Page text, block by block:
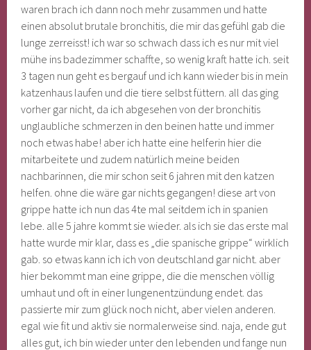
waren brach ich dann noch mehr zusammen und hatte
einen absolut brutale bronchitis, die mir das gefühl gab die
lunge zerreisst! ich war so schwach dass ich es nur mit viel
mühe ins badezimmer schaffte, so wenig kraft hatte ich. seit
3 tagen nun geht es bergauf und ich kann wieder bis in mein
katzenhaus laufen und die tiere selbst füttern. all das ging
vorher gar nicht, da ich abgesehen von der bronchitis
unglaubliche schmerzen in den beinen hatte und immer
noch etwas habe! aber ich hatte eine helferin hier die
mitarbeitete und zudem natürlich meine beiden
nachbarinnen, die mir schon seit 6 jahren mit den katzen
helfen. ohne die wäre gar nichts gegangen! diese art von
grippe hatte ich nun das 4te mal seitdem ich in spanien
lebe. alle 5 jahre kommt sie wieder. als ich sie das erste mal
hatte wurde mir klar, dass es „die spanische grippe“ wirklich
gab. so etwas kann ich ich von deutschland gar nicht. aber
hier bekommt man eine grippe, die die menschen völlig
umhaut und oft in einer lungenentzündung endet. das
passierte mir zum glück noch nicht, aber vielen anderen.
egal wie fit und aktiv sie normalerweise sind. naja, ende gut
alles gut, ich bin wieder unter den lebenden und fange nun